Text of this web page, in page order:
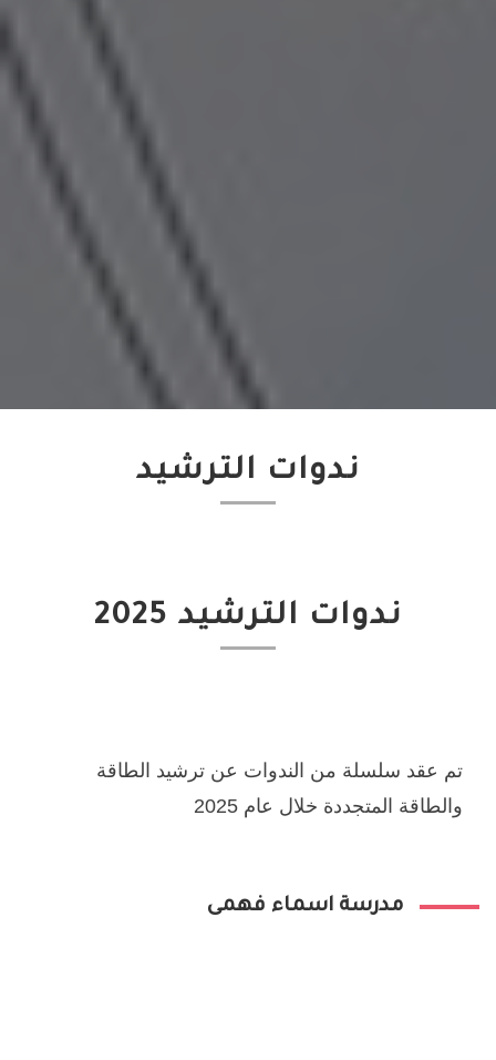
ندوات الترشيد
2025 ندوات الترشيد
تم عقد سلسلة من الندوات عن ترشيد الطاقة
والطاقة المتجددة خلال عام 2025
مدرسة اسماء فهمى